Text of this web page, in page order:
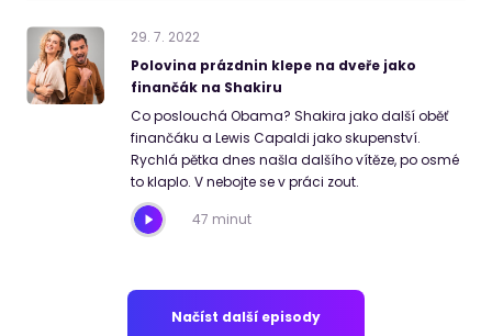
29. 7. 2022
Polovina prázdnin klepe na dveře jako
finančák na Shakiru
Co poslouchá Obama? Shakira jako další oběť
finančáku a Lewis Capaldi jako skupenství.
Rychlá pětka dnes našla dalšího vítěze, po osmé
to klaplo. V nebojte se v práci zout.
47 minut
Načíst další episody